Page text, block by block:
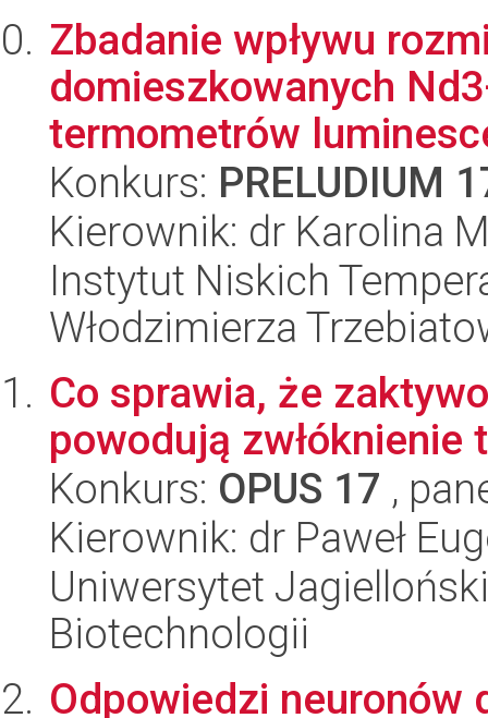
Zbadanie wpływu
domieszkowanych
termometrów
Konkurs: PRELUDIUM
Kierownik: dr Karolina
Instytut Niskich
Włodzimierza
Co sprawia, że
powodują zwłóknienie
Konkurs: OPUS 17 ,
Kierownik: dr Paweł
Uniwersytet
Biotechnologii
Odpowiedzi neuronów